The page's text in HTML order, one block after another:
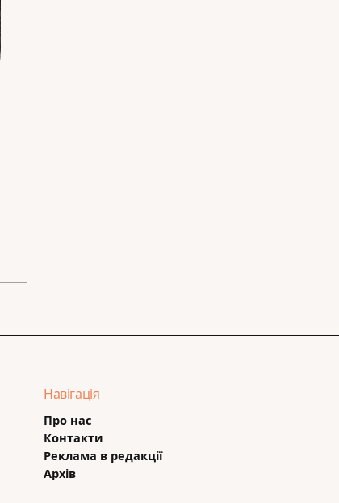
Навігація
Про нас
Контакти
Реклама в редакції
Архів